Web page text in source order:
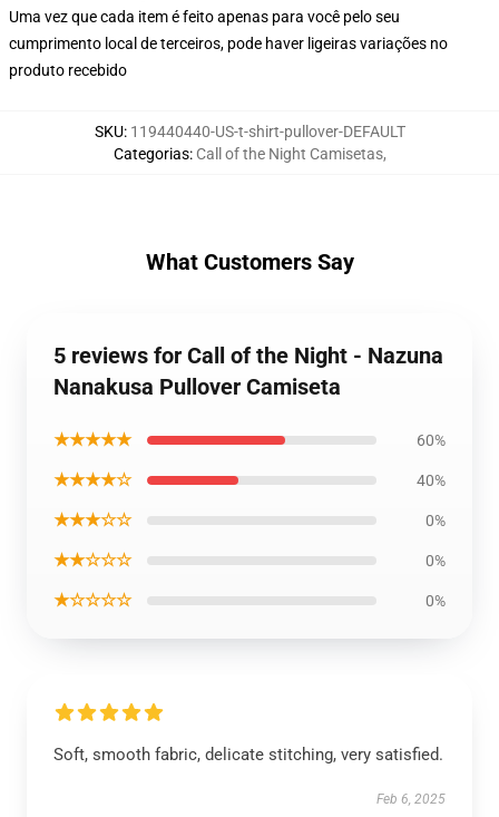
Uma vez que cada item é feito apenas para você pelo seu
cumprimento local de terceiros, pode haver ligeiras variações no
produto recebido
SKU: 119440440-US-t-shirt-pullover-DEFAULT
Categorias: Call of the Night Camisetas,
What Customers Say
5 reviews for Call of the Night - Nazuna
Nanakusa Pullover Camiseta
★★★★★ 60%
★★★★☆ 40%
★★★☆☆ 0%
★★☆☆☆ 0%
★☆☆☆☆ 0%
Soft, smooth fabric, delicate stitching, very satisfied.
Feb 6, 2025